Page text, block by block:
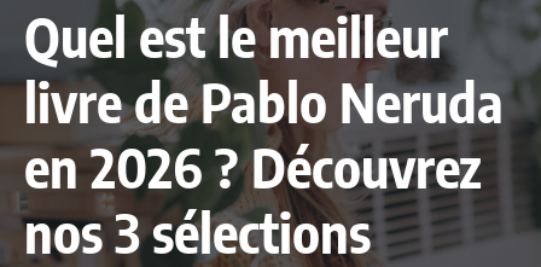
Quel est le meilleur
livre de Pablo Neruda
en 2026 ? Découvrez
nos 3 sélections